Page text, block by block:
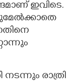
ഇവിടെ.
രാത്രി